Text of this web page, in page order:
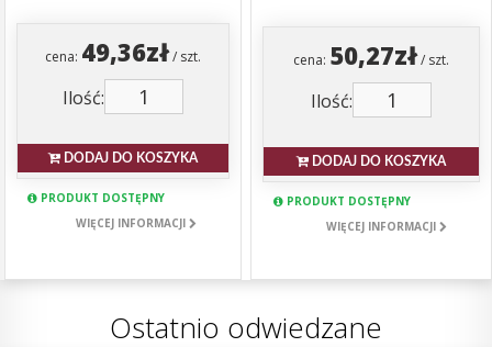
cena: 49,36zł/ szt.
Ilość:
DODAJ DO KOSZYKA
PRODUKT DOSTĘPNY
WIĘCEJ INFORMACJI
cena: 50,27zł/ szt.
Ilość:
DODAJ DO KOSZYKA
PRODUKT DOSTĘPNY
WIĘCEJ INFORMACJI
Ostatnio odwiedzane